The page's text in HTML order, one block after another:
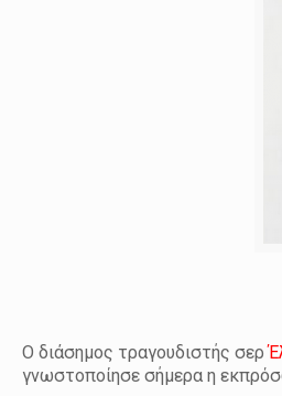
Ο διάσημος τραγουδιστής σερ
γνωστοποίησε σήμερα η